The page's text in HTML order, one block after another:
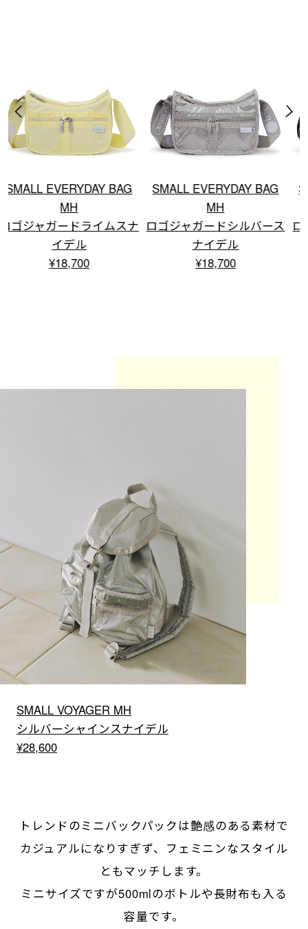
SMALL EVERYDAY BAG
MH
ロゴジャガードシルバース
ナイデル
¥18,700
SMALL EVERYDAY BAG
MH
ロゴジャガードブラックス
ナイデル
¥18,700
SMALL VOYAGER MH
シルバーシャインスナイデル
¥28,600
トレンドのミニバックパックは艶感のある素材で
カジュアルになりすぎず、フェミニンなスタイル
ともマッチします。
ミニサイズですが500mlのボトルや長財布も入る
容量です。